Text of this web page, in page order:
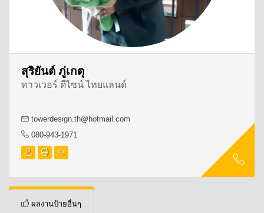
สุริยันต์ ภู่เกตุ
ทาวเวอร์ ดีไซน์ ไทยแลนด์
towerdesign.th@hotmail.com
080-943-1971
ผลงานป้ายอื่นๆ